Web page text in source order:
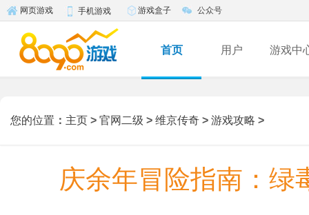
网页游戏 手机游戏 游戏盒子 公众号
首页 用户 游戏中
您的位置 ： 主页 > 官网二级 > 维京传奇 > 游戏攻略 >
庆余年冒险指南：绿